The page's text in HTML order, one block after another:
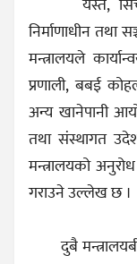
निर्माणाधीन तथा
मन्त्रालयले
प्रणाली, बबई
अन्य खानेपानी
तथा संस्थागत
मन्त्रालयको
गराउने उल्लेख छ ।
दुबै